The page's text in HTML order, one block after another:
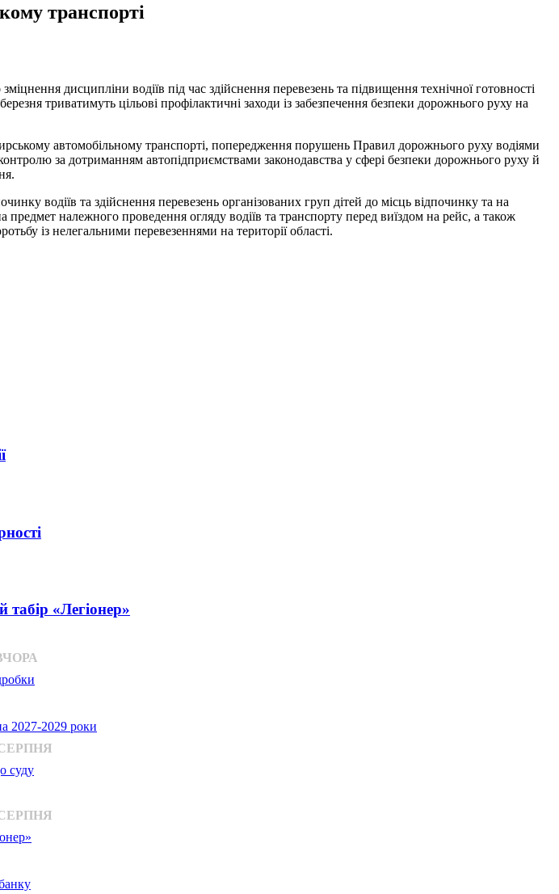
транспорті
дисципліни водіїв під час здійснення перевезень та підвищення технічної готовності
триватимуть цільові профілактичні заходи із забезпечення безпеки дорожнього руху на
автомобільному транспорті, попередження порушень Правил дорожнього руху водіями
за дотриманням автопідприємствами законодавства у сфері безпеки дорожнього руху й
водіїв та здійснення перевезень організованих груп дітей до місць відпочинку та на
предмет належного проведення огляду водіїв та транспорту перед виїздом на рейс, а також
із нелегальними перевезеннями на території області.
«Легіонер»
2027-2029 роки
суду